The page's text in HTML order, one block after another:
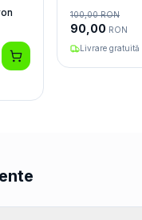
100,00RON
90,00 RON
Livrare gratuită